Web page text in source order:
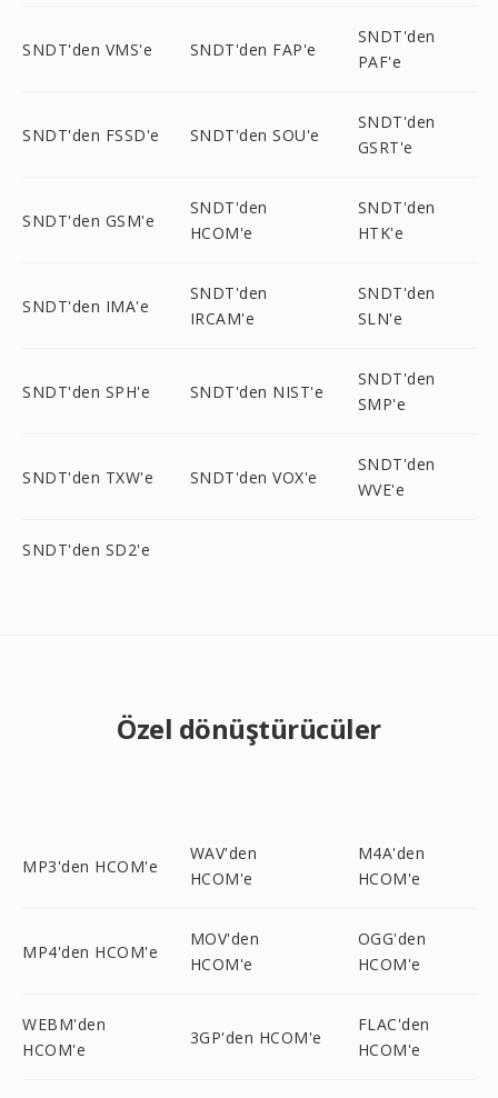
SNDT'den VMS'e SNDT'den FAP'e
SNDT'den
PAF'e
SNDT'den FSSD'e SNDT'den SOU'e
SNDT'den
GSRT'e
SNDT'den GSM'e
SNDT'den
HCOM'e
SNDT'den
HTK'e
SNDT'den IMA'e
SNDT'den
IRCAM'e
SNDT'den
SLN'e
SNDT'den SPH'e SNDT'den NIST'e
SNDT'den
SMP'e
SNDT'den TXW'e SNDT'den VOX'e
SNDT'den
WVE'e
SNDT'den SD2'e
Özel dönüştürücüler
MP3'den HCOM'e
WAV'den
HCOM'e
M4A'den
HCOM'e
MP4'den HCOM'e
MOV'den
HCOM'e
OGG'den
HCOM'e
WEBM'den
HCOM'e
3GP'den HCOM'e
FLAC'den
HCOM'e